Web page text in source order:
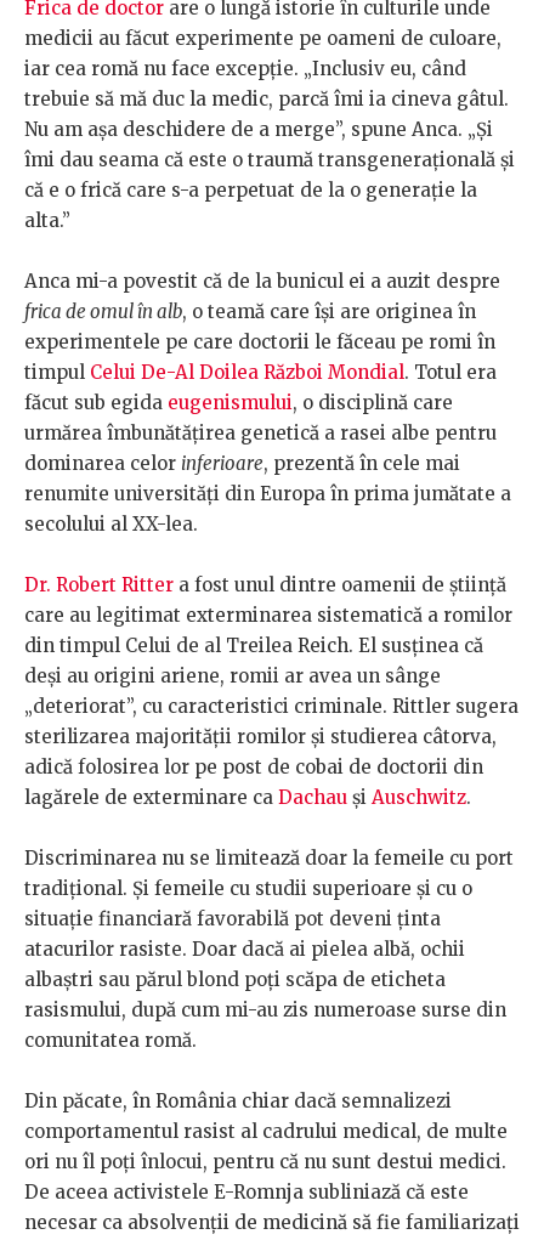
Frica de doctor are o lungă istorie în culturile unde
medicii au făcut experimente pe oameni de culoare,
iar cea romă nu face excepție. „Inclusiv eu, când
trebuie să mă duc la medic, parcă îmi ia cineva gâtul.
Nu am așa deschidere de a merge”, spune Anca. „Și
îmi dau seama că este o traumă transgenerațională și
că e o frică care s-a perpetuat de la o generație la
alta.”
Anca mi-a povestit că de la bunicul ei a auzit despre
frica de omul în alb, o teamă care își are originea în
experimentele pe care doctorii le făceau pe romi în
timpul Celui De-Al Doilea Război Mondial. Totul era
făcut sub egida eugenismului, o disciplină care
urmărea îmbunătățirea genetică a rasei albe pentru
dominarea celor inferioare, prezentă în cele mai
renumite universități din Europa în prima jumătate a
secolului al XX-lea.
Dr. Robert Ritter a fost unul dintre oamenii de știință
care au legitimat exterminarea sistematică a romilor
din timpul Celui de al Treilea Reich. El susținea că
deși au origini ariene, romii ar avea un sânge
„deteriorat”, cu caracteristici criminale. Rittler sugera
sterilizarea majorității romilor și studierea câtorva,
adică folosirea lor pe post de cobai de doctorii din
lagărele de exterminare ca Dachau și Auschwitz.
Discriminarea nu se limitează doar la femeile cu port
tradițional. Și femeile cu studii superioare și cu o
situație financiară favorabilă pot deveni ținta
atacurilor rasiste. Doar dacă ai pielea albă, ochii
albaștri sau părul blond poți scăpa de eticheta
rasismului, după cum mi-au zis numeroase surse din
comunitatea romă.
Din păcate, în România chiar dacă semnalizezi
comportamentul rasist al cadrului medical, de multe
ori nu îl poți înlocui, pentru că nu sunt destui medici.
De aceea activistele E-Romnja subliniază că este
necesar ca absolvenții de medicină să fie familiarizați